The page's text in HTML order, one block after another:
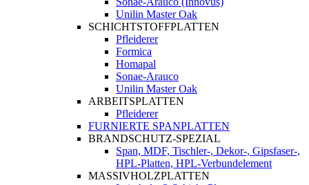
Unilin Master Oak
SCHICHTSTOFFPLATTEN
Pfleiderer
Formica
Homapal
Sonae-Arauco
Unilin Master Oak
ARBEITSPLATTEN
Pfleiderer
FURNIERTE SPANPLATTEN
BRANDSCHUTZ-SPEZIAL
Span, MDF, Tischler-, Dekor-, Gipsfaser-,
HPL-Platten, HPL-Verbundelement
MASSIVHOLZPLATTEN